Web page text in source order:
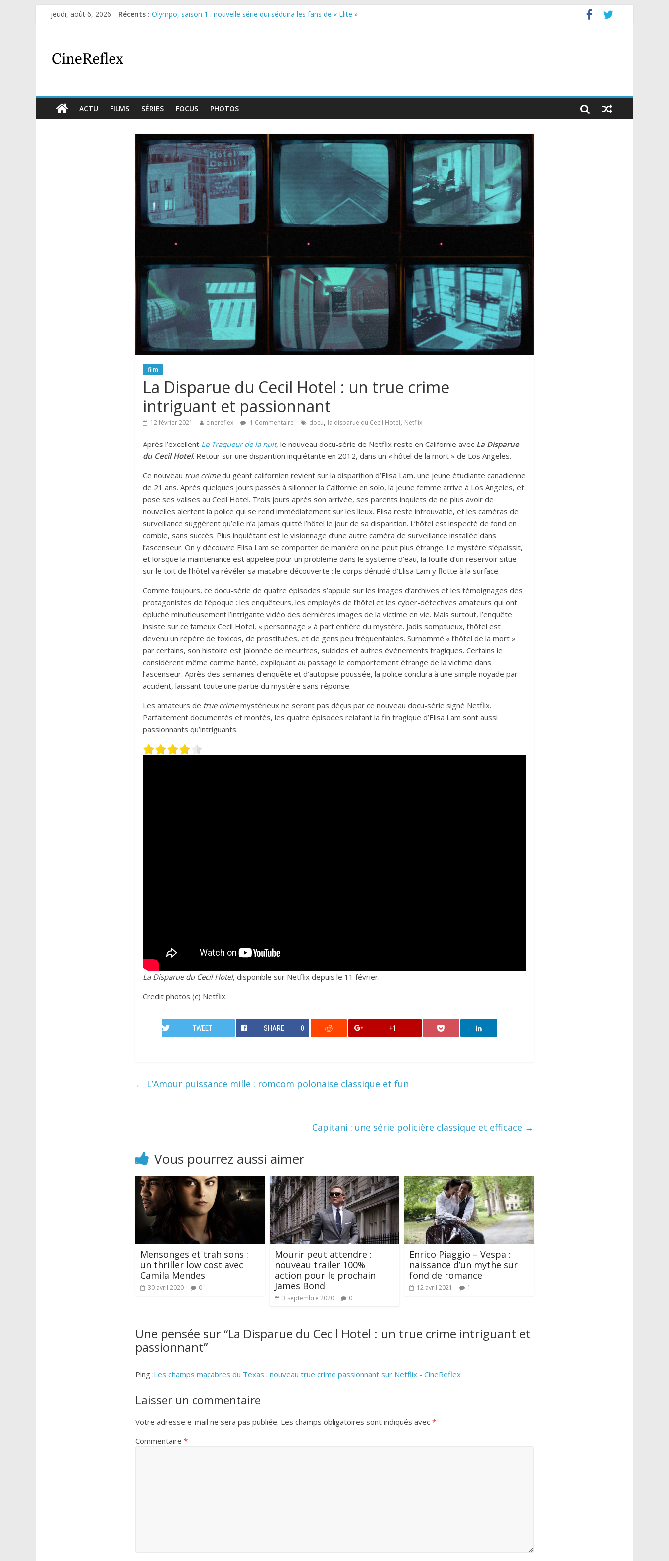
jeudi, août 6, 2026 Récents : Olympo, saison 1 : nouvelle série qui séduira les fans de « Elite »
ACTU FILMS SÉRIES FOCUS PHOTOS
film
La Disparue du Cecil Hotel : un true crime
intriguant et passionnant
12 février 2021 cinereflex 1 Commentaire docu, la disparue du Cecil Hotel, Netflix
Après l’excellent Le Traqueur de la nuit, le nouveau docu-série de Netflix reste en Californie avec La Disparue
du Cecil Hotel. Retour sur une disparition inquiétante en 2012, dans un « hôtel de la mort » de Los Angeles.
Ce nouveau true crimedu géant californien revient sur la disparition d’Elisa Lam, une jeune étudiante canadienne
de 21 ans. Après quelques jours passés à sillonner la Californie en solo, la jeune femme arrive à Los Angeles, et
pose ses valises au Cecil Hotel. Trois jours après son arrivée, ses parents inquiets de ne plus avoir de
nouvelles alertent la police qui se rend immédiatement sur les lieux. Elisa reste introuvable, et les caméras de
surveillance suggèrent qu’elle n’a jamais quitté l’hôtel le jour de sa disparition. L’hôtel est inspecté de fond en
comble, sans succès. Plus inquiétant est le visionnage d’une autre caméra de surveillance installée dans
l’ascenseur. On y découvre Elisa Lam se comporter de manière on ne peut plus étrange. Le mystère s’épaissit,
et lorsque la maintenance est appelée pour un problème dans le système d’eau, la fouille d’un réservoir situé
sur le toit de l’hôtel va révéler sa macabre découverte : le corps dénudé d’Elisa Lam y flotte à la surface.
Comme toujours, ce docu-série de quatre épisodes s’appuie sur les images d’archives et les témoignages des
protagonistes de l’époque : les enquêteurs, les employés de l’hôtel et les cyber-détectives amateurs qui ont
épluché minutieusement l’intrigante vidéo des dernières images de la victime en vie. Mais surtout, l’enquête
insiste sur ce fameux Cecil Hotel, « personnage » à part entière du mystère. Jadis somptueux, l’hôtel est
devenu un repère de toxicos, de prostituées, et de gens peu fréquentables. Surnommé « l’hôtel de la mort »
par certains, son histoire est jalonnée de meurtres, suicides et autres événements tragiques. Certains le
considèrent même comme hanté, expliquant au passage le comportement étrange de la victime dans
l’ascenseur. Après des semaines d’enquête et d’autopsie poussée, la police conclura à une simple noyade par
accident, laissant toute une partie du mystère sans réponse.
Les amateurs de true crimemystérieux ne seront pas déçus par ce nouveau docu-série signé Netflix.
Parfaitement documentés et montés, les quatre épisodes relatant la fin tragique d’Elisa Lam sont aussi
passionnants qu’intriguants.
La Disparue du Cecil Hotel, disponible sur Netflix depuis le 11 février.
Credit photos (c) Netflix.
TWEET SHARE 0 +1
← L’Amour puissance mille : romcom polonaise classique et fun
Capitani : une série policière classique et efficace →
Vous pourrez aussi aimer
Mensonges et trahisons :
un thriller low cost avec
Camila Mendes
30 avril 2020 0
Mourir peut attendre :
nouveau trailer 100%
action pour le prochain
James Bond
3 septembre 2020 0
Enrico Piaggio – Vespa :
naissance d’un mythe sur
fond de romance
12 avril 2021 1
Une pensée sur “La Disparue du Cecil Hotel : un true crime intriguant et
passionnant”
Ping :Les champs macabres du Texas : nouveau true crime passionnant sur Netflix - CineReflex
Laisser un commentaire
Votre adresse e-mail ne sera pas publiée. Les champs obligatoires sont indiqués avec *
Commentaire *